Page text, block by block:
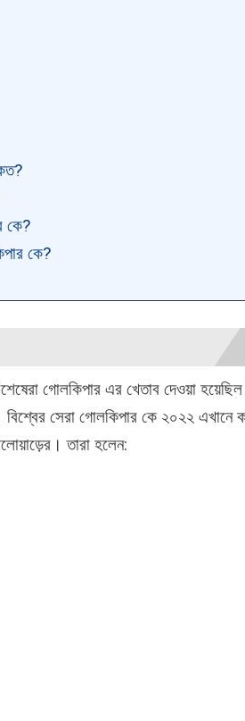
কে?
কে?
গোলকিপার এর খেতাব দেওয়া
সেরা গোলকিপার কে ২০২২
তারা হলেন: